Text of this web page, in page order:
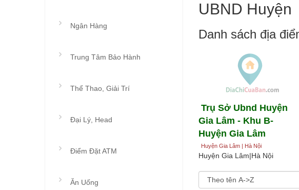
UBND Huyện
Danh sách địa
Trụ Sở Ubnd Huyện
Gia Lâm - Khu B-
Huyện Gia Lâm
Huyện Gia Lâm | Hà Nội
Huyện Gia Lâm|Hà Nội
Ngân Hàng
Trung Tâm Bảo Hành
Thể Thao, Giải Trí
Đại Lý, Head
Điểm Đặt ATM
Ăn Uống